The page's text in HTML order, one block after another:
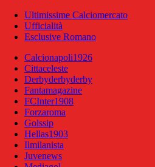
Ultimissime Calciomercato
Ufficialità
Esclusive Romano
Calcionapoli1926
Cittaceleste
Derbyderbyderby
Fantamagazine
FCInter1908
Forzaroma
Golssip
Hellas1903
Ilmilanista
Juvenews